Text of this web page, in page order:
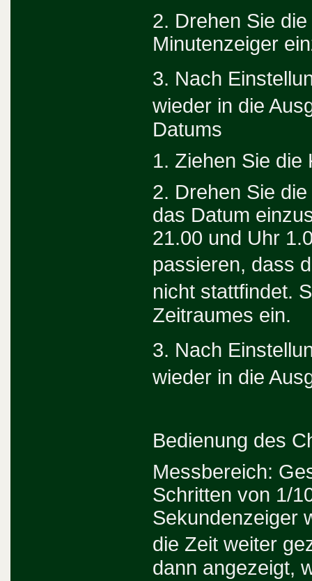
2. Drehen Sie
Minutenzeiger
3. Nach
wieder in die
Datums
1. Ziehen Sie die
2. Drehen Sie
das Datum
21.00 und Uhr
passieren, dass
nicht stattfindet.
Zeitraumes ein.
3. Nach
wieder in die
Bedienung des
Messbereich:
Schritten von 1/
Sekundenzeiger
die Zeit weiter
dann angezeigt,